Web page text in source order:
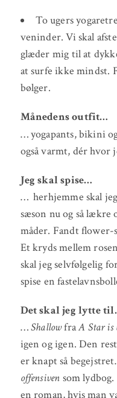
To ugers
veninder. Vi skal
glæder mig til at
at surfe ikke mindst.
bølger.
Månedens outfit…
… yogapants, bikini
også varmt, dér hvor
Jeg skal spise…
… herhjemme skal
sæson nu og så lækre
måder. Fandt flower-
Et kryds mellem
skal jeg selvfølgelig
spise en
Det skal jeg lytte
…ShallowfraA Star is
igen og igen. Den
er knapt så
offensiven som
en roman, hvis man